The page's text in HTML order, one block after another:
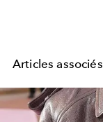
Articles associés